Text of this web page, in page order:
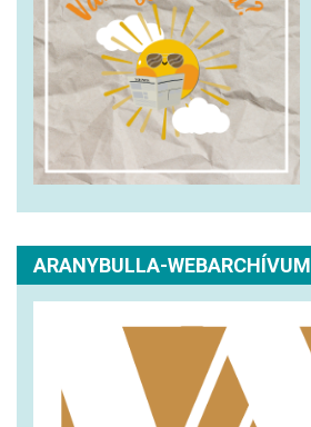
ARANYBULLA-WEBARCHÍVUM